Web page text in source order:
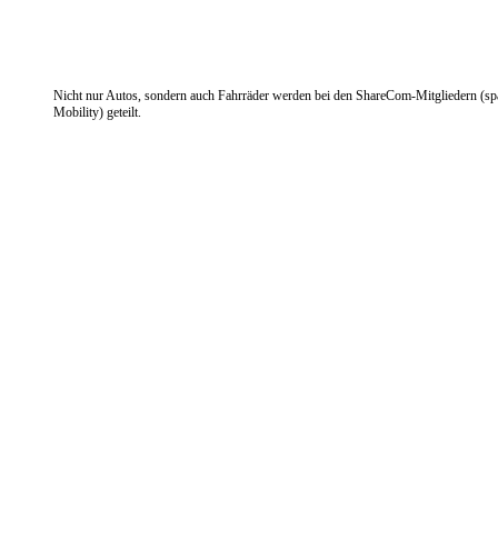
Nicht nur Autos, sondern auch Fahrräder werden bei den ShareCom-Mitgliedern
Mobility) geteilt.